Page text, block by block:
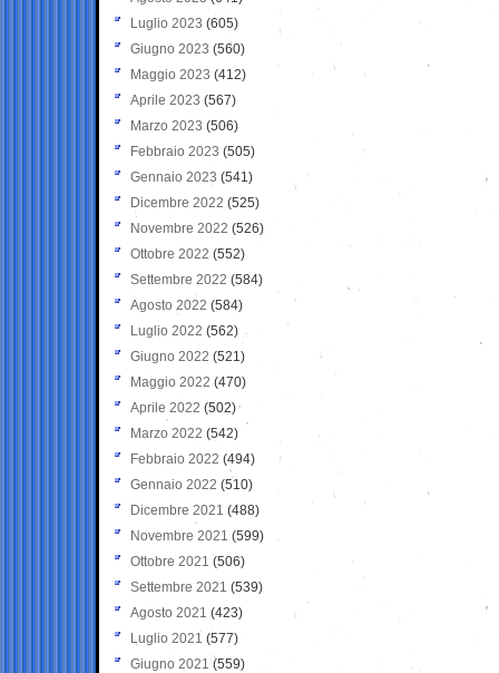
Luglio 2023 (605)
Giugno 2023 (560)
Maggio 2023 (412)
Aprile 2023 (567)
Marzo 2023 (506)
Febbraio 2023 (505)
Gennaio 2023 (541)
Dicembre 2022 (525)
Novembre 2022 (526)
Ottobre 2022 (552)
Settembre 2022 (584)
Agosto 2022 (584)
Luglio 2022 (562)
Giugno 2022 (521)
Maggio 2022 (470)
Aprile 2022 (502)
Marzo 2022 (542)
Febbraio 2022 (494)
Gennaio 2022 (510)
Dicembre 2021 (488)
Novembre 2021 (599)
Ottobre 2021 (506)
Settembre 2021 (539)
Agosto 2021 (423)
Luglio 2021 (577)
Giugno 2021(559)